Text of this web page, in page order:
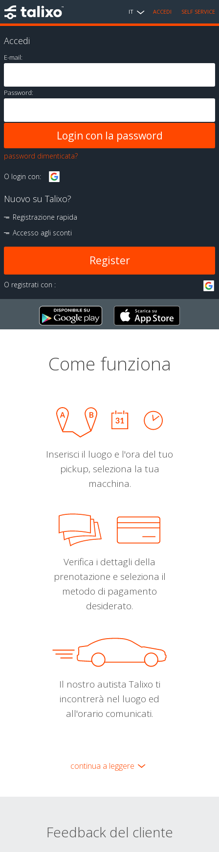
IT ACCEDI SELF SERVICE
Accedi
E-mail:
Password:
password dimenticata?
O login con:
Nuovo su Talixo?
Registrazione rapida
Accesso agli sconti
Register
O registrati con :
Come funziona
Inserisci il luogo e l'ora del tuo
pickup, seleziona la tua
macchina.
Verifica i dettagli della
prenotazione e seleziona il
metodo di pagamento
desiderato.
Il nostro autista Talixo ti
incontrerà nel luogo ed
all'orario comunicati.
continua a leggere
Feedback del cliente